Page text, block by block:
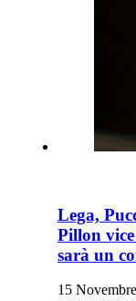
Lega,
Pillon
sarà un
15